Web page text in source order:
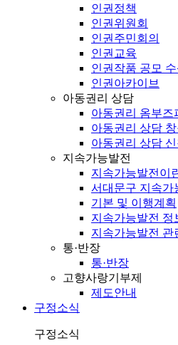
인권정책
인권위원회
인권주민회의
인권교육
인권작품 공모
인권아카이브
아동권리 상담
아동권리 옴부즈
아동권리 상담 창
아동권리 상담 신
지속가능발전
지속가능발전이
서대문구 지속가
기본 및 이행계획
지속가능발전 정
지속가능발전 관
통·반장
통·반장
고향사랑기부제
제도안내
구정소식
구정소식